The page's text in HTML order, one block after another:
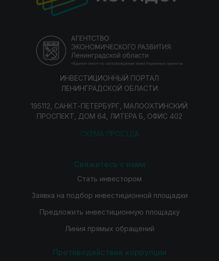
ИНВЕСТИЦИОННЫЙ ПОРТАЛ
ЛЕНИНГРАДСКОЙ ОБЛАСТИ
195112, САНКТ-ПЕТЕРБУРГ, МАЛООХТИНСКИЙ
ПРОСПЕКТ, ДОМ 64, ЛИТЕРА Б, ОФИС 402
СХЕМА ПРОЕЗДА
Свяжитесь с нами
Стать инвестором
Заявка на подбор инвестиционной площадки
Предложить инвестиционную площадку
Линия прямых обращений
Противодействие коррупции